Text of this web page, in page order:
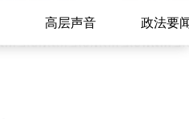
高层声音 政法要